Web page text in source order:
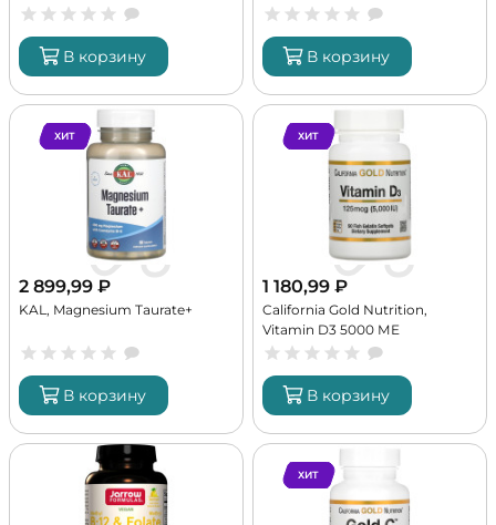
В корзину
(83 порции)
В корзину
ХИТ
2 899,99 ₽
KAL, Magnesium Taurate+
В корзину
ХИТ
1 180,99 ₽
California Gold Nutrition,
Vitamin D3 5000 МЕ
В корзину
ХИТ